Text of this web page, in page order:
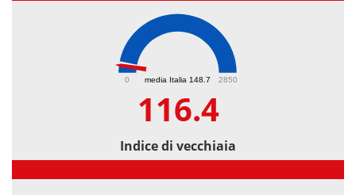
media Italia 148.7
0 2850
116.4
Indice di vecchiaia